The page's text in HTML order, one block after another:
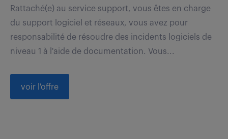
Rattaché(e) au service support, vous êtes en charge
du support logiciel et réseaux, vous avez pour
responsabilité de résoudre des incidents logiciels de
niveau 1 à l'aide de documentation. Vous...
voir l'offre